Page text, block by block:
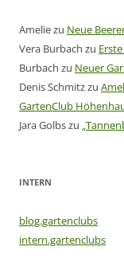
Ameliezu Neue
Vera Burbach zu
Burbach zu Neuer
Denis Schmitzzu
GartenClub
Jara Golbszu
INTERN
blog.gartenclubs
intern.gartenclubs